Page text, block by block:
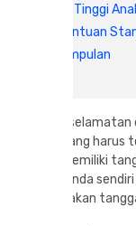
4. Tinggi
Ketentuan
Kesimpulan
Faktor
penting yang
darurat. Memiliki
penting. Anda
menggunakan